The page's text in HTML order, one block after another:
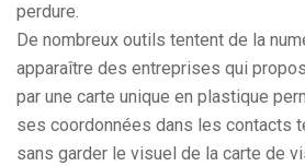
perdure.
De nombreux outils tentent de la
apparaître des entreprises qui
par une carte unique en plastique
ses coordonnées dans les contacts
sans garder le visuel de la carte de